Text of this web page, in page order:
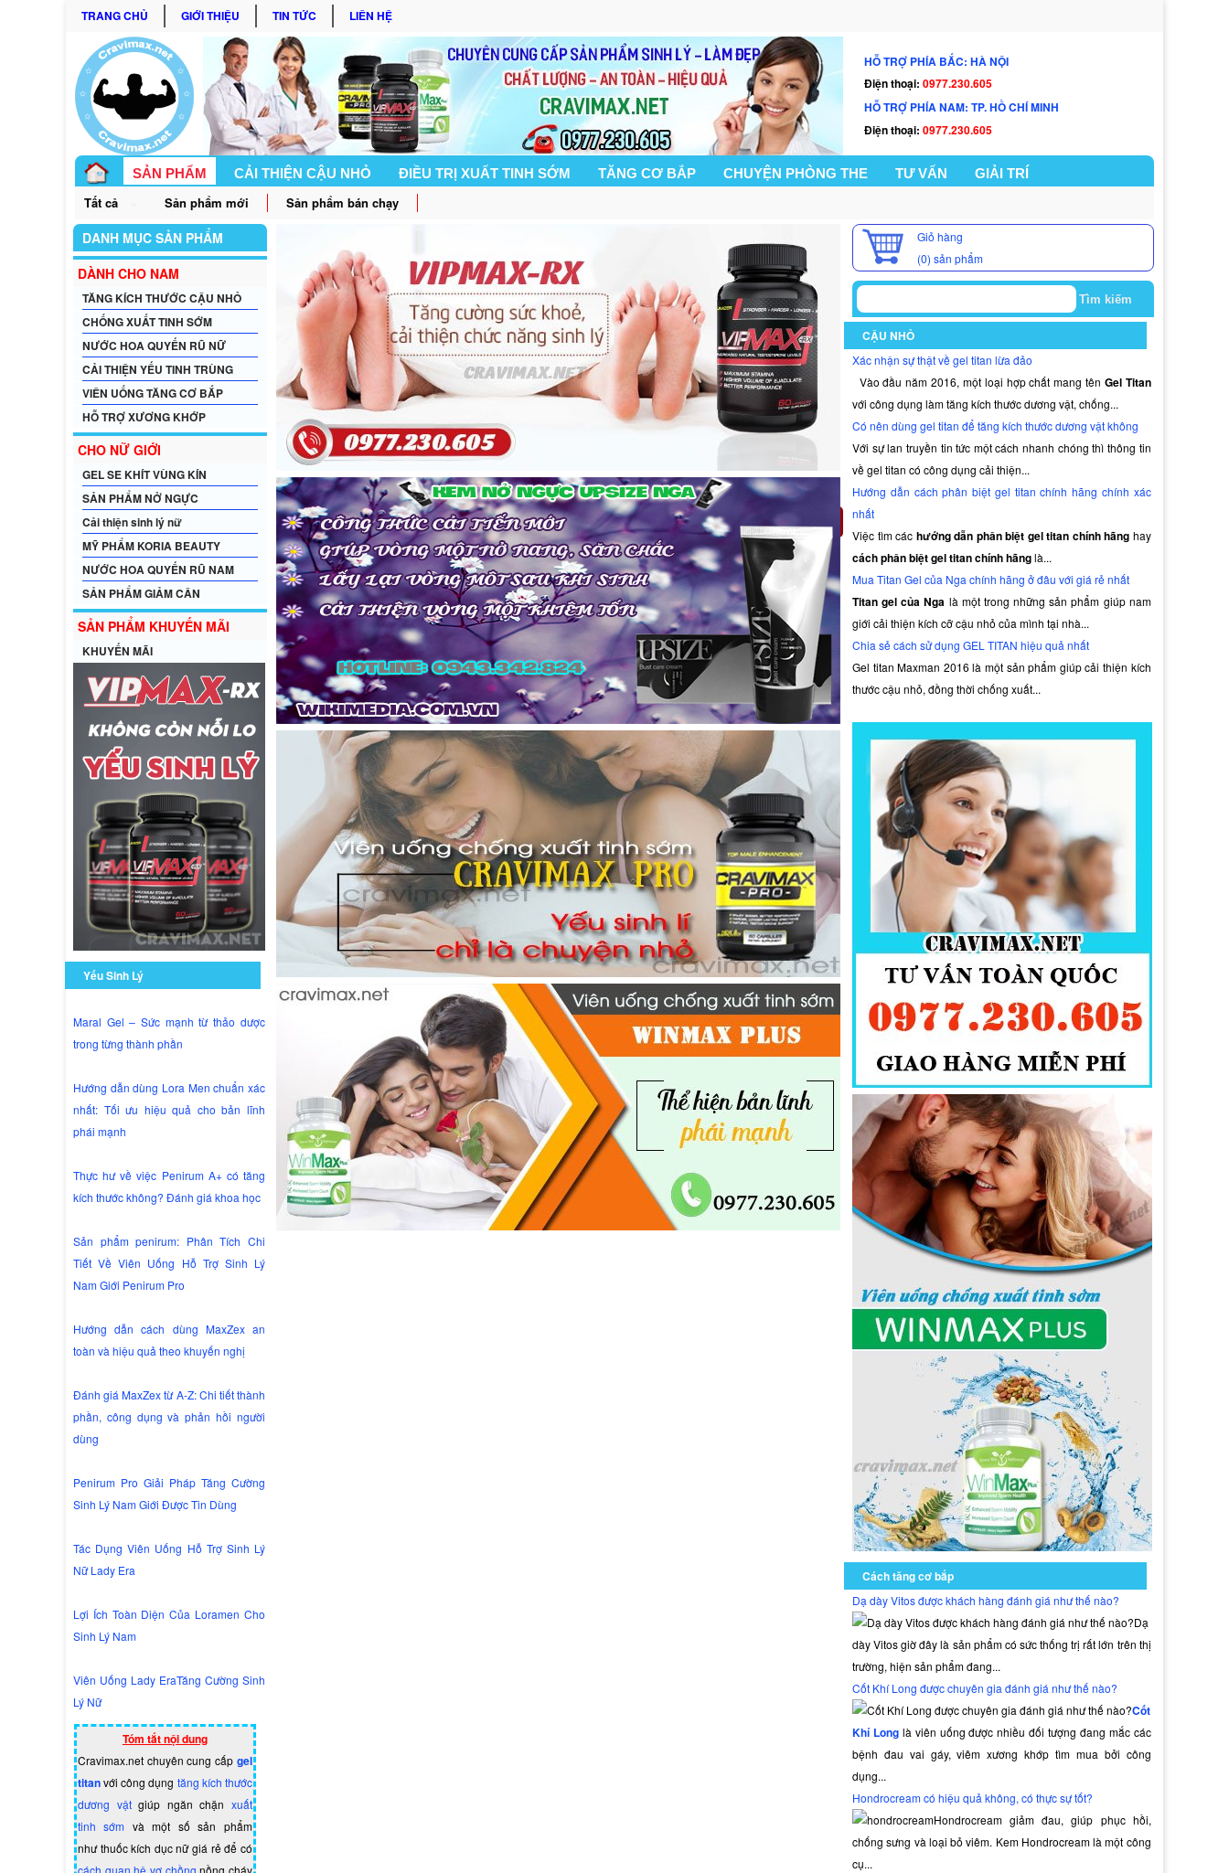
TRANG CHỦ GIỚI THIỆU TIN TỨC LIÊN HỆ
HỖ TRỢ PHÍA BẮC: HÀ NỘI
Điện thoại: 0977.230.605
HỖ TRỢ PHÍA NAM: TP. HỒ CHÍ MINH
Điện thoại: 0977.230.605
SẢN PHẨM CẢI THIỆN CẬU NHỎ ĐIỀU TRỊ XUẤT TINH SỚM TĂNG CƠ BẮP CHUYỆN PHÒNG THE TƯ VẤN GIẢI TRÍ
GÓC BẠN NỮ
Tất cả Sản phẩm mới Sản phẩm bán chạy
DANH MỤC SẢN PHẨM
DÀNH CHO NAM
TĂNG KÍCH THƯỚC CẬU NHỎ
CHỐNG XUẤT TINH SỚM
NƯỚC HOA QUYẾN RŨ NỮ
CẢI THIỆN YẾU TINH TRÙNG
VIÊN UỐNG TĂNG CƠ BẮP
HỖ TRỢ XƯƠNG KHỚP
CHO NỮ GIỚI
GEL SE KHÍT VÙNG KÍN
SẢN PHẨM NỞ NGỰC
Cải thiện sinh lý nữ
MỸ PHẨM KORIA BEAUTY
NƯỚC HOA QUYẾN RŨ NAM
SẢN PHẨM GIẢM CÂN
SẢN PHẨM KHUYẾN MÃI
KHUYẾN MÃI
Yếu Sinh Lý
Maral Gel – Sức mạnh từ thảo dược
trong từng thành phần
Hướng dẫn dùng Lora Men chuẩn xác
nhất: Tối ưu hiệu quả cho bản lĩnh
phái mạnh
Thực hư về việc Penirum A+ có tăng
kích thước không? Đánh giá khoa học
Sản phẩm penirum: Phân Tích Chi
Tiết Về Viên Uống Hỗ Trợ Sinh Lý
Nam Giới Penirum Pro
Hướng dẫn cách dùng MaxZex an
toàn và hiệu quả theo khuyến nghị
Đánh giá MaxZex từ A-Z: Chi tiết thành
phần, công dụng và phản hồi người
dùng
Penirum Pro Giải Pháp Tăng Cường
Sinh Lý Nam Giới Được Tin Dùng
Tác Dụng Viên Uống Hỗ Trợ Sinh Lý
Nữ Lady Era
Lợi Ích Toàn Diện Của Loramen Cho
Sinh Lý Nam
Viên Uống Lady EraTăng Cường Sinh
Lý Nữ
Tóm tắt nội dung
Cravimax.net chuyên cung cấp gel
titanvới công dụng tăng kích thước
dương vậtgiúp ngăn chặn xuất
tinh sớm và một số sản phẩm
nhưthuốc kích dục nữ giá rẻđể có
cách quan hệ vợ chồng nồng cháy
Giỏ hàng của bạn đang trống.
Tiếp tục mua hàng
Giỏ hàng
(0) sản phẩm
CẬU NHỎ
Xác nhận sự thật về gel titan lừa đảo
Vào đầu năm 2016, một loại hợp chất mang tên Gel Titan
với công dụng làm tăng kích thước dương vật, chống...
Có nên dùng gel titan để tăng kích thước dương vật không
Với sự lan truyền tin tức một cách nhanh chóng thì thông tin
về gel titan có công dụng cải thiện...
Hướng dẫn cách phân biệt gel titan chính hãng chính xác
nhất
Việc tìm các hướng dẫn phân biệt gel titan chính hãng hay
cách phân biệt gel titan chính hãnglà...
Mua Titan Gel của Nga chính hãng ở đâu với giá rẻ nhất
Titan gel của Nga là một trong những sản phẩm giúp nam
giới cải thiện kích cỡ cậu nhỏ của mình tại nhà...
Chia sẻ cách sử dụng GEL TITAN hiệu quả nhất
Gel titan Maxman 2016 là một sản phẩm giúp cải thiện kích
thước cậu nhỏ, đồng thời chống xuất...
Cách tăng cơ bắp
Dạ dày Vitos được khách hàng đánh giá như thế nào?
Dạ
dày Vitos giờ đây là sản phẩm có sức thống trị rất lớn trên thị
trường, hiện sản phẩm đang...
Cốt Khí Long được chuyên gia đánh giá như thế nào?
Cốt
Khí Longlà viên uống được nhiều đối tượng đang mắc các
bệnh đau vai gáy, viêm xương khớp tìm mua bởi công
dụng...
Hondrocream có hiệu quả không, có thực sự tốt?
Hondrocream giảm đau, giúp phục hồi,
chống sưng và loại bỏ viêm. Kem Hondrocream là một công
cụ...